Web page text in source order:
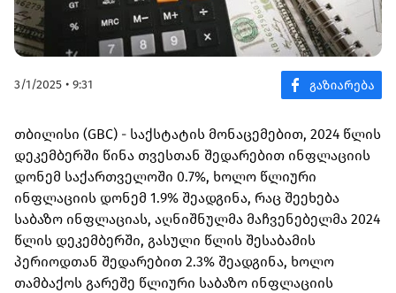
3/1/2025 • 9:31
თბილისი (GBC) - საქსტატის მონაცემებით, 2024 წლის
დეკემბერში წინა თვესთან შედარებით ინფლაციის
დონემ საქართველოში 0.7%, ხოლო წლიური
ინფლაციის დონემ 1.9% შეადგინა, რაც შეეხება
საბაზო ინფლაციას, აღნიშნულმა მაჩვენებელმა 2024
წლის დეკემბერში, გასული წლის შესაბამის
პერიოდთან შედარებით 2.3% შეადგინა, ხოლო
თამბაქოს გარეშე წლიური საბაზო ინფლაციის